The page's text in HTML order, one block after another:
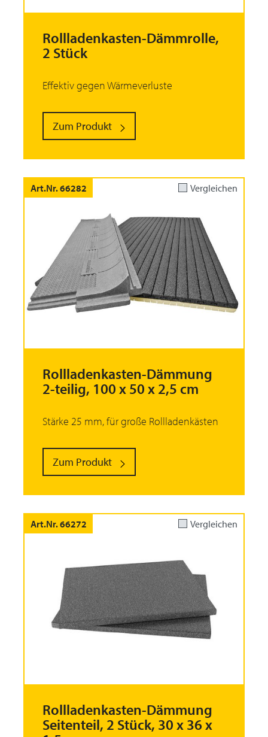
Rollladenkasten-Dämmrolle,
2 Stück
Effektiv gegen Wärmeverluste
Zum Produkt
Art.Nr. 66282 Vergleichen
Rollladenkasten-Dämmung
2-teilig, 100 x 50 x 2,5 cm
Stärke 25 mm, für große Rollladenkästen
Zum Produkt
Art.Nr. 66272 Vergleichen
Rollladenkasten-Dämmung
Seitenteil, 2 Stück, 30 x 36 x